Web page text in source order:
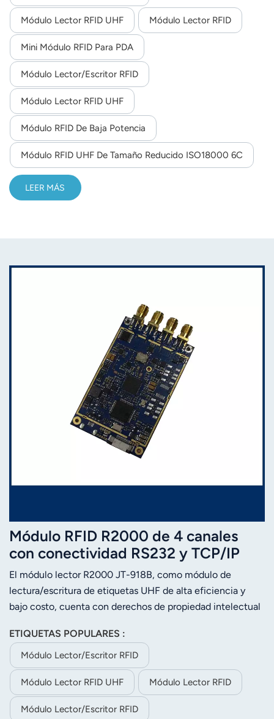
Módulo Lector RFID UHF Módulo Lector RFID
Mini Módulo RFID Para PDA
Módulo Lector/escritor RFID
Módulo Lector RFID UHF
Módulo RFID De Baja Potencia
Módulo RFID UHF De Tamaño Reducido ISO18000 6C
LEER MÁS
Módulo RFID R2000 de 4 canales
con conectividad RS232 y TCP/IP
El módulo lector R2000 JT-918B, como módulo de
lectura/escritura de etiquetas UHF de alta eficiencia y
bajo costo, cuenta con derechos de propiedad intelectual
860 MHz a 868 MHz o de 902 MHz a 928 MHz. Con una
antena de 8 dBi, el alcance de lectura puede llegar a 10
metros o más. Es fácil y rápido construir un sistema RFID
con una fuente de alimentación e interfaz sencillas.
ETIQUETAS POPULARES :
Módulo Lector/escritor RFID
Módulo Lector RFID UHF Módulo Lector RFID
Módulo Lector/escritor RFID